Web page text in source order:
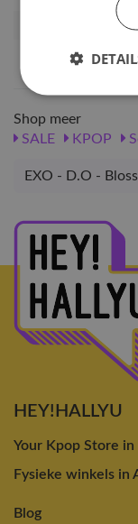
Artikelnummer
EAN nummer
Shop meer
SALE
KPOP
EXO - D.O -
HEY!HALLYU
Your Kpop Store in
Fysieke winkels in
Blog